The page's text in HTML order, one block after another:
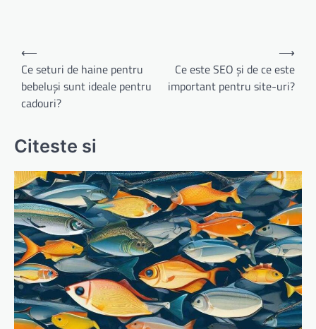
Navigare
în
articole
⟵
Ce seturi de haine pentru
bebeluși sunt ideale pentru
cadouri?
Ce este SEO și de ce este
important pentru site-uri?
⟶
Citeste si